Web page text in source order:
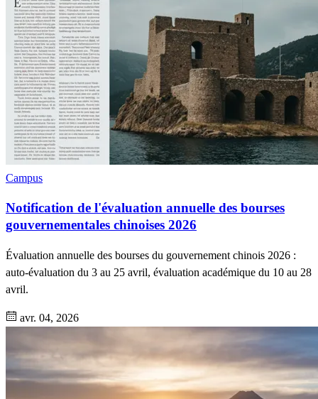
Campus
Notification de l'évaluation annuelle des bourses
gouvernementales chinoises 2026
Évaluation annuelle des bourses du gouvernement chinois 2026 :
auto-évaluation du 3 au 25 avril, évaluation académique du 10 au 28
avril.
avr. 04, 2026